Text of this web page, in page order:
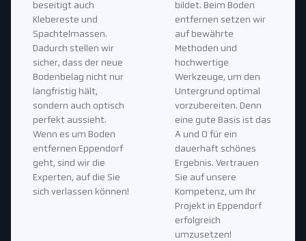
bildet. Beim Boden
entfernen setzen wir
auf bewährte
Methoden und
hochwertige
Werkzeuge, um den
Untergrund optimal
vorzubereiten. Denn
eine gute Basis ist das
A und O für ein
dauerhaft schönes
Ergebnis. Vertrauen
Sie auf unsere
Kompetenz, um Ihr
Projekt in Eppendorf
erfolgreich
umzusetzen!
beseitigt auch
Klebereste und
Spachtelmassen.
Dadurch stellen wir
sicher, dass der neue
Bodenbelag nicht nur
langfristig hält,
sondern auch optisch
perfekt aussieht.
Wenn es um Boden
entfernen Eppendorf
geht, sind wir die
Experten, auf die Sie
sich verlassen können!